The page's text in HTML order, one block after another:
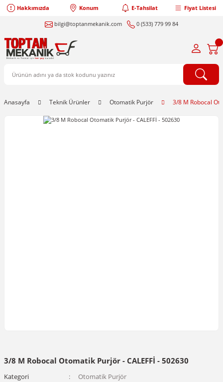
Hakkımızda Konum E-Tahsilat Fiyat Listesi
bilgi@toptanmekanik.com 0 (533) 779 99 84
Anasayfa Teknik Ürünler Otomatik Purjör 3/8 M Robocal
3/8 M Robocal Otomatik Purjör - CALEFFİ - 502630
Kategori
Otomatik Purjör